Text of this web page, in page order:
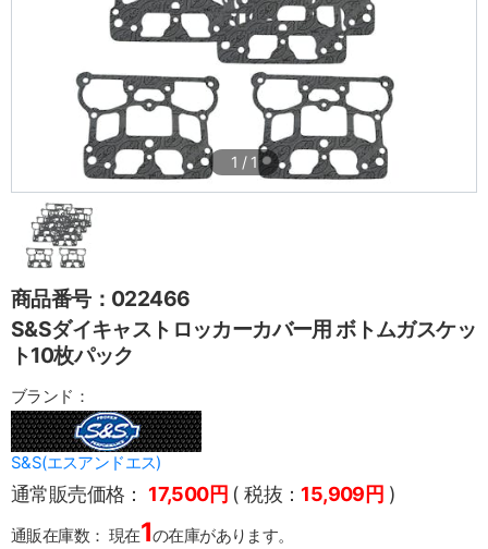
1 / 1
商品番号：022466
S&Sダイキャストロッカーカバー用 ボトムガスケッ
ト10枚パック
ブランド：
S&S(エスアンドエス)
通常販売価格： 17,500円 ( 税抜： 15,909円 )
通販在庫数： 現在1の在庫があります。